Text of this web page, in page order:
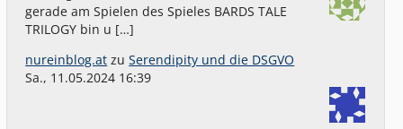
gerade am Spielen des Spieles BARDS TALE
TRILOGY bin u […]
nureinblog.at zuSerendipity und die DSGVO
Sa., 11.05.2024 16:39